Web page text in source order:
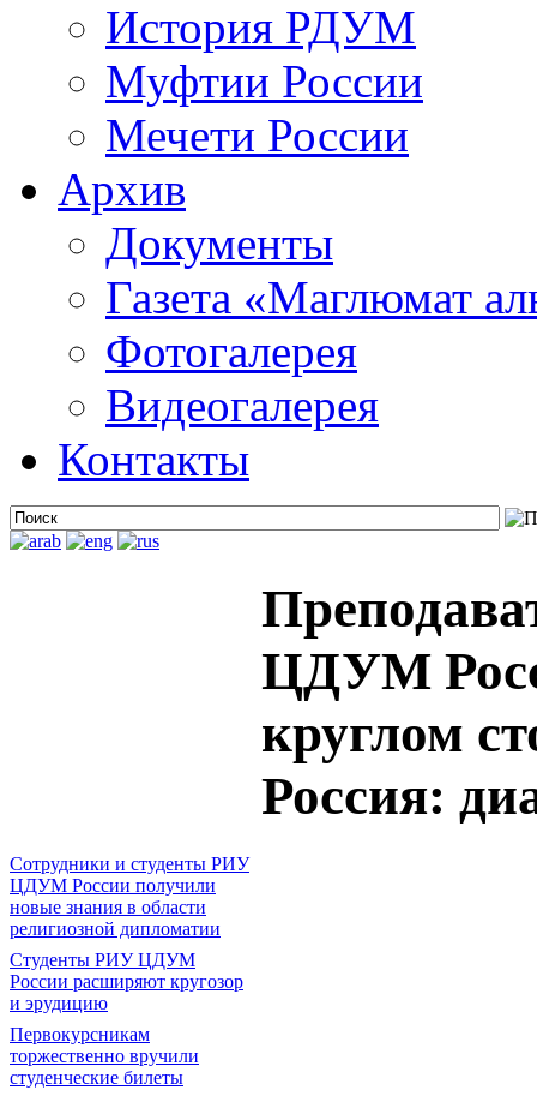
История РДУМ
Муфтии России
Мечети России
Архив
Документы
Газета «Маглюмат
Фотогалерея
Видеогалерея
Контакты
ЦДУМ
круглом
Россия:
Сотрудники и студенты РИУ
ЦДУМ России получили
новые знания в области
религиозной дипломатии
Студенты РИУ ЦДУМ
России расширяют кругозор
и эрудицию
Первокурсникам
торжественно вручили
студенческие билеты